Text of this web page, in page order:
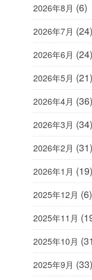
2026年8月 (6)
2026年7月 (24)
2026年6月 (24)
2026年5月 (21)
2026年4月 (36)
2026年3月 (34)
2026年2月 (31)
2026年1月 (19)
2025年12月 (6)
2025年11月
2025年10月
2025年9月 (33)